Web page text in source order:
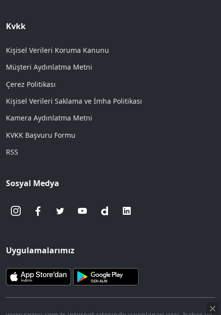
Kvkk
Kişisel Verileri Koruma Kanunu
Müşteri Aydınlatma Metni
Çerez Politikası
Kişisel Verileri Saklama ve İmha Politikası
Kamera Aydınlatma Metni
KVKK Başvuru Formu
RSS
Sosyal Medya
Uygulamalarımız